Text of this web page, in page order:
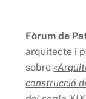
Fòrum de
arquitecte i
sobre
construcció